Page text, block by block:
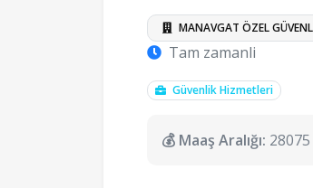
MANAVGAT ÖZEL
Tam zamanli
Güvenlik Hizmetleri
💰 Maaş Aralığı: